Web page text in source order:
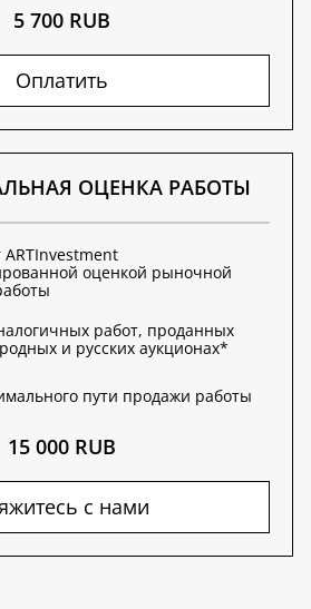
5 700 RUB
Оплатить
ОЦЕНКА РАБОТЫ
оценкой рыночной
работ, проданных
и русских аукционах*
пути продажи работы
15 000 RUB
с нами